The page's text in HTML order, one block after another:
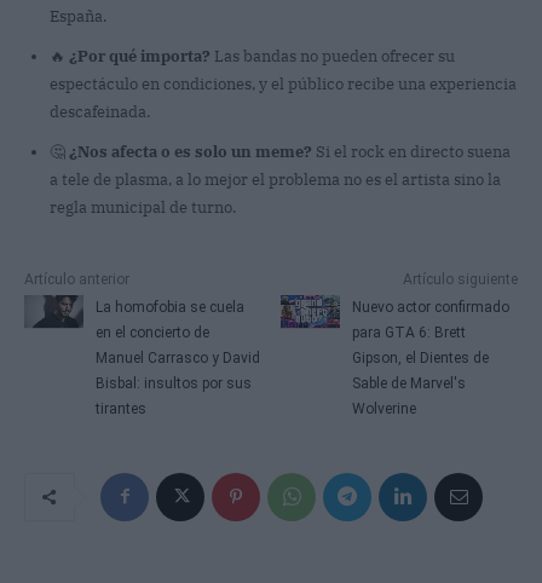
España.
🔥 ¿Por qué importa? Las bandas no pueden ofrecer su
espectáculo en condiciones, y el público recibe una experiencia
descafeinada.
🤔¿Nos afecta o es solo un meme? Si el rock en directo suena
a tele de plasma, a lo mejor el problema no es el artista sino la
regla municipal de turno.
Artículo anterior
La homofobia se cuela
en el concierto de
Manuel Carrasco y David
Bisbal: insultos por sus
tirantes
Artículo siguiente
Nuevo actor confirmado
para GTA 6: Brett
Gipson, el Dientes de
Sable de Marvel's
Wolverine